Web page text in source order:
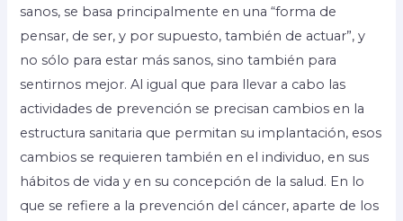
sanos, se basa principalmente en una “forma de
pensar, de ser, y por supuesto, también de actuar”, y
no sólo para estar más sanos, sino también para
sentirnos mejor. Al igual que para llevar a cabo las
actividades de prevención se precisan cambios en la
estructura sanitaria que permitan su implantación, esos
cambios se requieren también en el individuo, en sus
hábitos de vida y en su concepción de la salud. En lo
que se refiere a la prevención del cáncer, aparte de los